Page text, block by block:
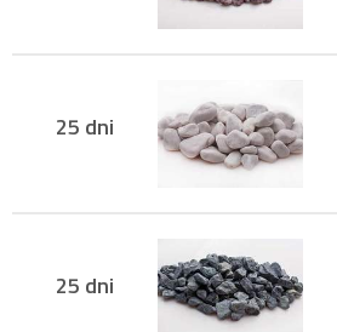
25 dni
25 dni